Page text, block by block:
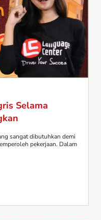
Selama
sangat dibutuhkan demi
pekerjaan. Dalam